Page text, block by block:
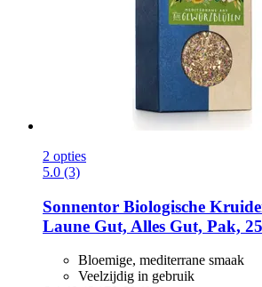
2 opties
5.0 (3)
Sonnentor Biologische
Laune Gut, Alles Gut, Pak,
Bloemige, mediterrane smaak
Veelzijdig in gebruik